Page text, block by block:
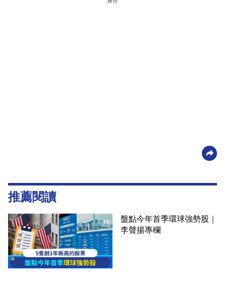
推薦閱讀
盤點今年首季環球強勢股｜
李聲揚專欄